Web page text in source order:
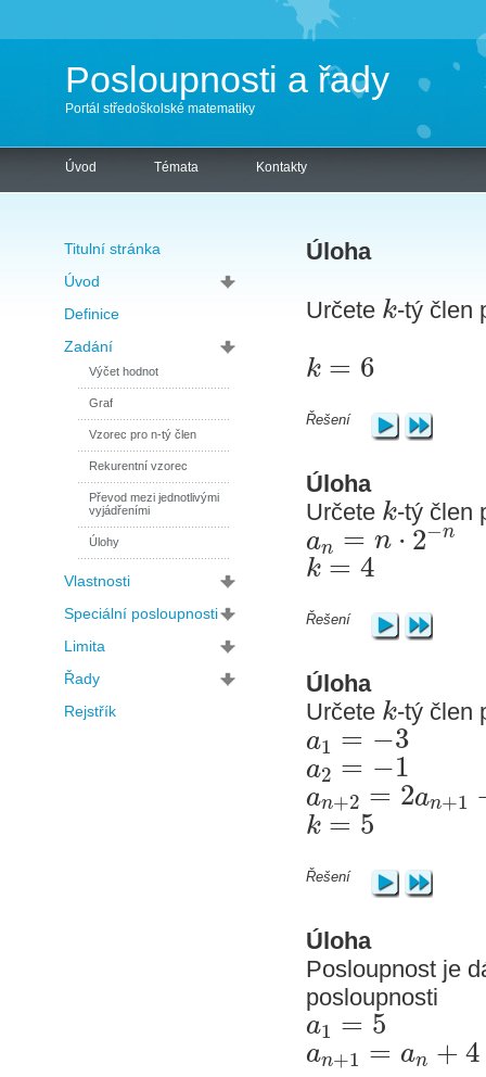
Posloupnosti a řady
Portál středoškolské matematiky
Úvod Témata Kontakty
Úloha
Určete k-tý člen
k = 6
Řešení
Úloha
Určete k-tý člen
an = n ⋅2−n
k = 4
Řešení
Úloha
Určete k-tý člen
a1 = −3
a2 = −1
an+2 = 2an+1
k =5
Řešení
Úloha
Posloupnost je
posloupnosti
a1 = 5
an+1 = an +4
Titulní stránka
Úvod
Definice
Zadání
Výčet hodnot
Graf
Vzorec pro n-tý člen
Rekurentní vzorec
Převod mezi jednotlivými
vyjádřeními
Úlohy
Vlastnosti
Speciální posloupnosti
Limita
Řady
Rejstřík